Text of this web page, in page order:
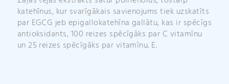
katehīnus, kur svarīgākais savienojums tiek uzskatīts
par EGCG jeb epigallokatehīna gallātu, kas ir spēcīgs
antioksidants, 100 reizes spēcīgāks par C vitamīnu
un 25 reizes spēcīgāks par vitamīnu. E.